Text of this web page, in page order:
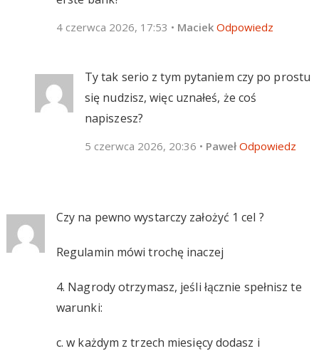
4 czerwca 2026, 17:53 • Maciek Odpowiedz
Ty tak serio z tym pytaniem czy po prostu
się nudzisz, więc uznałeś, że coś
napiszesz?
5 czerwca 2026, 20:36 • Paweł Odpowiedz
Czy na pewno wystarczy założyć 1 cel ?
Regulamin mówi trochę inaczej
4. Nagrody otrzymasz, jeśli łącznie spełnisz te
warunki:
c. w każdym z trzech miesięcy dodasz i